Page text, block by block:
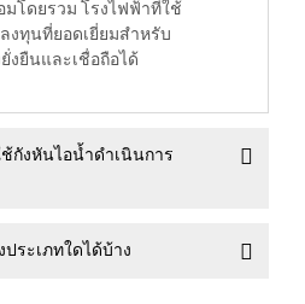
โดยรวม โรงไฟฟ้าที่ใช้
งทุนที่ยอดเยี่ยมสำหรับ
งยืนและเชื่อถือได้
กังหันไอน้ำดำเนินการ
ระเภทใดได้บ้าง